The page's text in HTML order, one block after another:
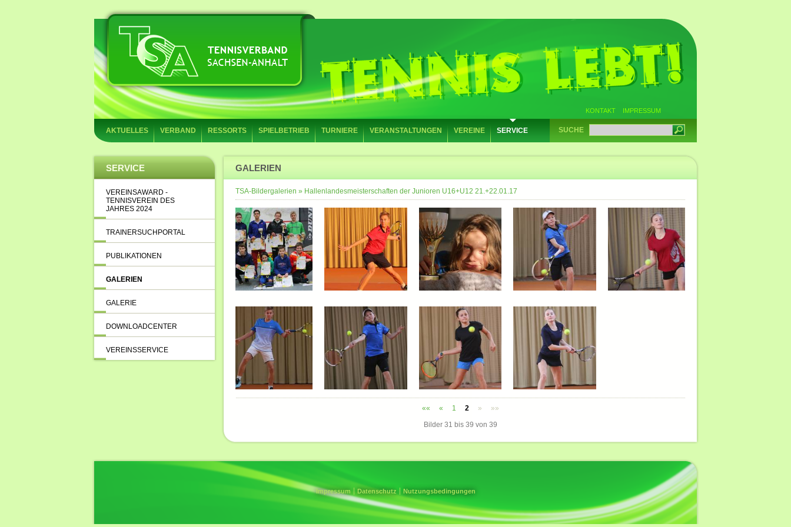
KONTAKT IMPRESSUM
AKTUELLES VERBAND RESSORTS SPIELBETRIEB TURNIERE VERANSTALTUNGEN VEREINE SERVICE SUCHE
SERVICE
VEREINSAWARD -
TENNISVEREIN DES
JAHRES 2024
TRAINERSUCHPORTAL
PUBLIKATIONEN
GALERIEN
GALERIE
DOWNLOADCENTER
VEREINSSERVICE
GALERIEN
TSA-Bildergalerien » Hallenlandesmeisterschaften der Junioren U16+U12 21.+22.01.17
«« « 1 2 »
»»
Bilder 31 bis 39 von 39
Impressum Datenschutz Nutzungsbedingungen